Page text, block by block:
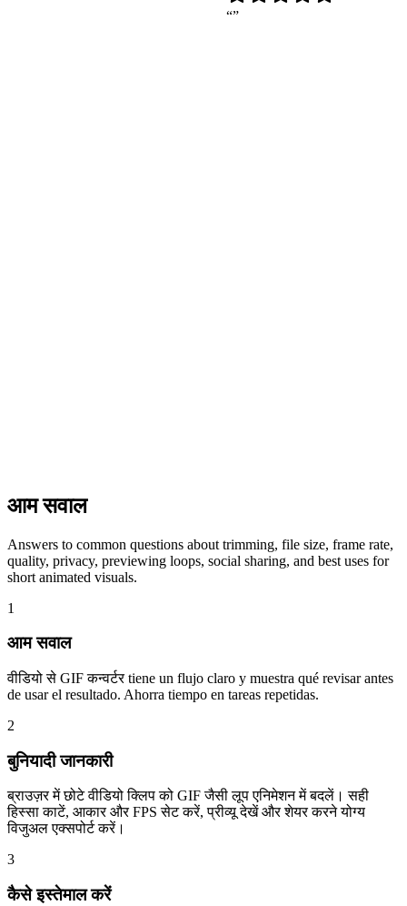
आम सवाल
Answers to common questions about trimming, file size, frame rate,
quality, privacy, previewing loops, social sharing, and best uses for
short animated visuals.
1
आम सवाल
वीडियो से GIF कन्वर्टर tiene un flujo claro y muestra qué revisar antes
de usar el resultado. Ahorra tiempo en tareas repetidas.
2
बुनियादी जानकारी
ब्राउज़र में छोटे वीडियो क्लिप को GIF जैसी लूप एनिमेशन में बदलें। सही
हिस्सा काटें, आकार और FPS सेट करें, प्रीव्यू देखें और शेयर करने योग्य
विजुअल एक्सपोर्ट करें।
3
कैसे इस्तेमाल करें